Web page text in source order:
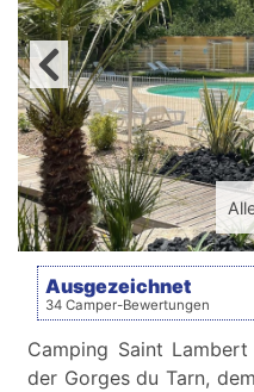
Ausgezeichnet
34 Camper-Bewertungen
Camping Saint
der Gorges du Tarn,